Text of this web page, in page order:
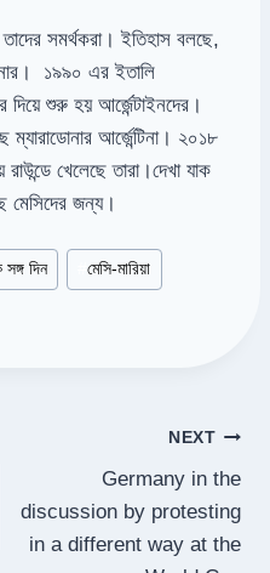
সমর্থকরা। ইতিহাস বলছে,
১৯৯০ এর ইতালি
দিয়ে শুরু হয় আর্জেন্টাইনদের।
আর্জেন্টিনা। ২০১৮
খেলেছে তারা।দেখা যাক
মেসিদের জন্য।
সঙ্গ দিন #মেসি-মারিয়া
NEXT
Germany in the
discussion by protesting
in a different way at the